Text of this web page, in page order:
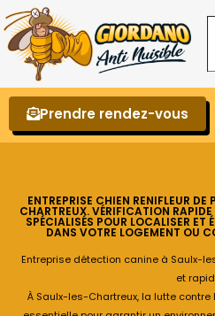
Prendre rendez-vous
ENTREPRISE CHIEN RENIFLEUR
CHARTREUX. VÉRIFICATION
SPÉCIALISÉS POUR LOCALISER ET
DANS VOTRE LOGEMENT OU
Entreprise détection canine à Saulx-
et
À Saulx-les-Chartreux, la lutte